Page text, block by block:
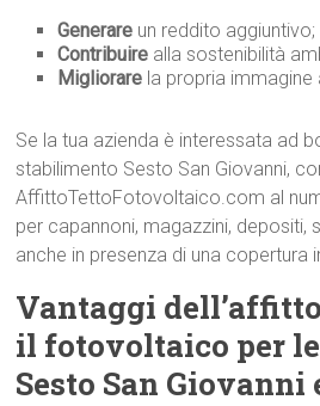
Generare un reddito aggiuntivo;
Contribuire alla sostenibilità
Migliorare la propria immagine
Se la tua azienda è interessata ad
stabilimento Sesto San Giovanni,
AffittoTettoFotovoltaico.com al
per capannoni, magazzini, depositi,
anche in presenza di una copertura
Vantaggi
il fotovoltaico per
Sesto San